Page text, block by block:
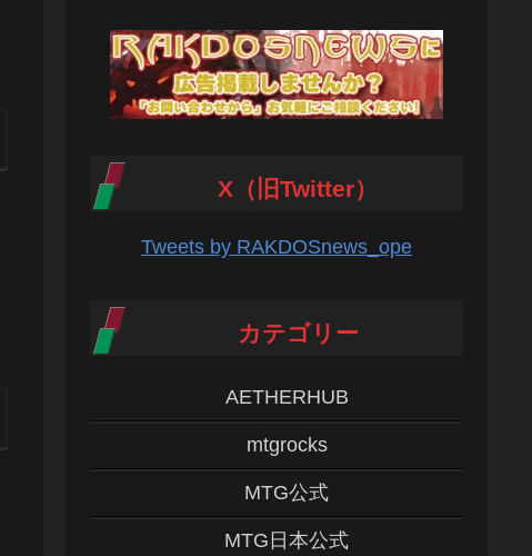
X（旧Twitter）
Tweets by RAKDOSnews_ope
カテゴリー
AETHERHUB
mtgrocks
MTG公式
MTG日本公式